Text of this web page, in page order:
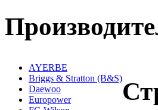
AYERBE
Briggs & Stratton (B&S)
Daewoo
Europower